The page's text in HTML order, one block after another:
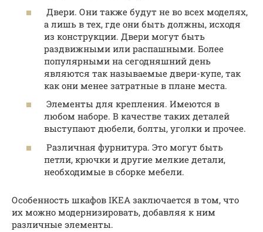
Двери. Они также будут не во всех моделях,
а лишь в тех, где они быть должны, исходя
из конструкции. Двери могут быть
раздвижными или распашными. Более
популярными на сегодняшний день
являются так называемые двери-купе, так
как они менее затратные в плане места.
Элементы для крепления. Имеются в
любом наборе. В качестве таких деталей
выступают дюбели, болты, уголки и прочее.
Различная фурнитура. Это могут быть
петли, крючки и другие мелкие детали,
необходимые в сборке мебели.
Особенность шкафов IKEA заключается в том, что
их можно модернизировать, добавляя к ним
различные элементы.